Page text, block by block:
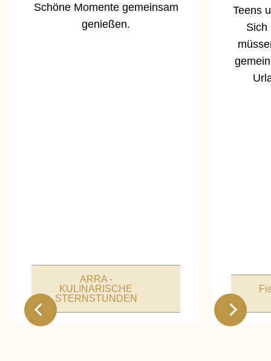
Schöne Momente gemeinsam
genießen.
ARRA -
KULINARISCHE
STERNSTUNDEN
Teens
Sich